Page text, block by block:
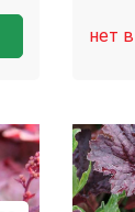
нет